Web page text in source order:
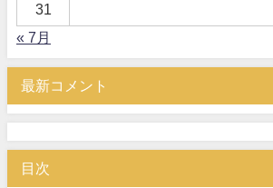
31
« 7月
最新コメント
目次